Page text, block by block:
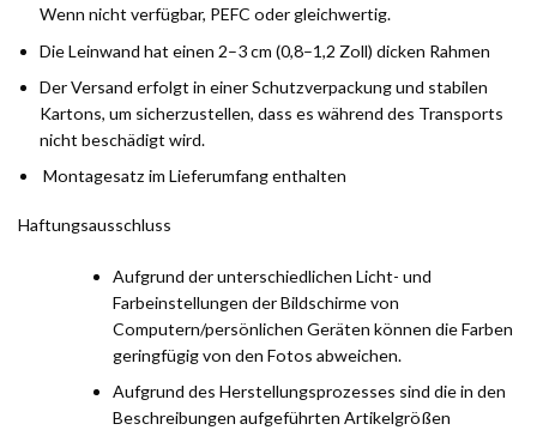
Wenn nicht verfügbar, PEFC oder gleichwertig.
Die Leinwand hat einen 2–3 cm (0,8–1,2 Zoll) dicken Rahmen
Der Versand erfolgt in einer Schutzverpackung und stabilen
Kartons, um sicherzustellen, dass es während des Transports
nicht beschädigt wird.
Montagesatz im Lieferumfang enthalten
Haftungsausschluss
Aufgrund der unterschiedlichen Licht- und
Farbeinstellungen der Bildschirme von
Computern/persönlichen Geräten können die Farben
geringfügig von den Fotos abweichen.
Aufgrund des Herstellungsprozesses sind die in den
Beschreibungen aufgeführten Artikelgrößen